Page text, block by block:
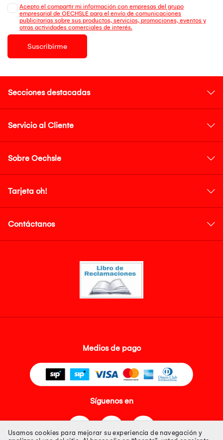
Acepto el compartir mi información con empresas del grupo
empresarial de OECHSLE para el envío de comunicaciones
publicitarias sobre sus productos, servicios, promociones, eventos y
otras actividades comerciales de interés.
Suscribirme
Secciones destacadas
Servicio al Cliente
Sobre Oechsle
Tarjeta oh!
Contáctanos
Medios de pago
Síguenos en
Usamos cookies para mejorar su experiencia de navegación y